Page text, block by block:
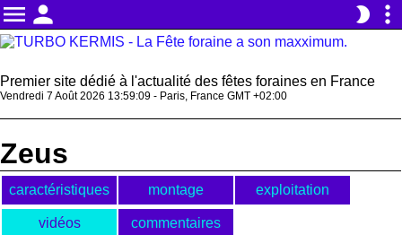
menu person brightness_2 more_vert
Premier site dédié à l'actualité des fêtes foraines en France
Vendredi 7 Août 2026 13:59:09 - Paris, France GMT +02:00
Zeus
caractéristiques montage exploitation
vidéos commentaires